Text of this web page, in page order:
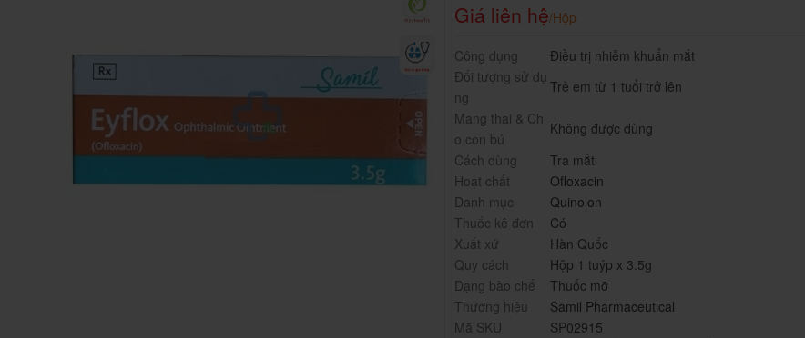
Giá liên hệ/Hộp
Công dụng
Điều trị nhiễm khuẩn mắt
Đối tượng sử dụ
ng
Trẻ em từ 1 tuổi trở lên
Mang thai & Ch
o con bú
Không được dùng
Cách dùng
Tra mắt
Hoạt chất
Ofloxacin
Danh mục
Quinolon
Thuốc kê đơn
Có
Xuất xứ
Hàn Quốc
Quy cách
Hộp 1 tuýp x 3.5g
Dạng bào chế
Thuốc mỡ
Thương hiệu
Samil Pharmaceutical
Mã SKU
SP02915